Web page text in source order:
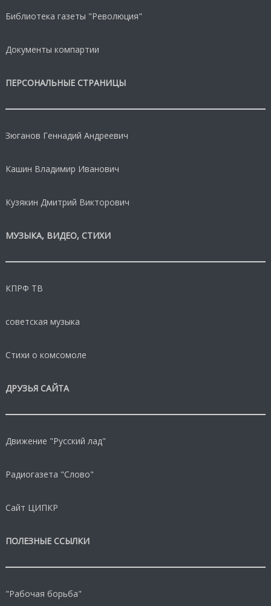
Библиотека газеты "Революция"
Документы компартии
ПЕРСОНАЛЬНЫЕ СТРАНИЦЫ
Зюганов Геннадий Андреевич
Кашин Владимир Иванович
Кузякин Дмитрий Викторович
МУЗЫКА, ВИДЕО, СТИХИ
КПРФ ТВ
советская музыка
Стихи о комсомоле
ДРУЗЬЯ САЙТА
Движение "Русский лад"
Радиогазета "Слово"
Сайт ЦИПКР
ПОЛЕЗНЫЕ ССЫЛКИ
"Рабочая борьба"